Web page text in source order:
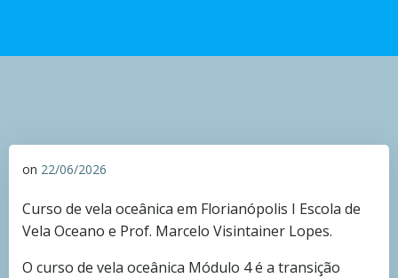
on 22/06/2026
Curso de vela oceânica em Florianópolis I Escola de
Vela Oceano e Prof. Marcelo Visintainer Lopes.
O curso de vela oceânica Módulo 4 é a transição